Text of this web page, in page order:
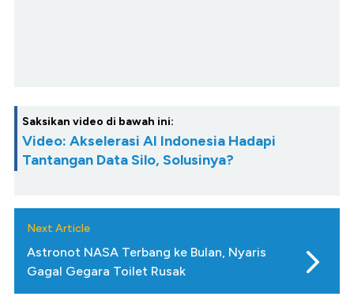
Saksikan video di bawah ini:
Video: Akselerasi AI Indonesia Hadapi
Tantangan Data Silo, Solusinya?
Next Article
Astronot NASA Terbang ke Bulan, Nyaris
Gagal Gegara Toilet Rusak